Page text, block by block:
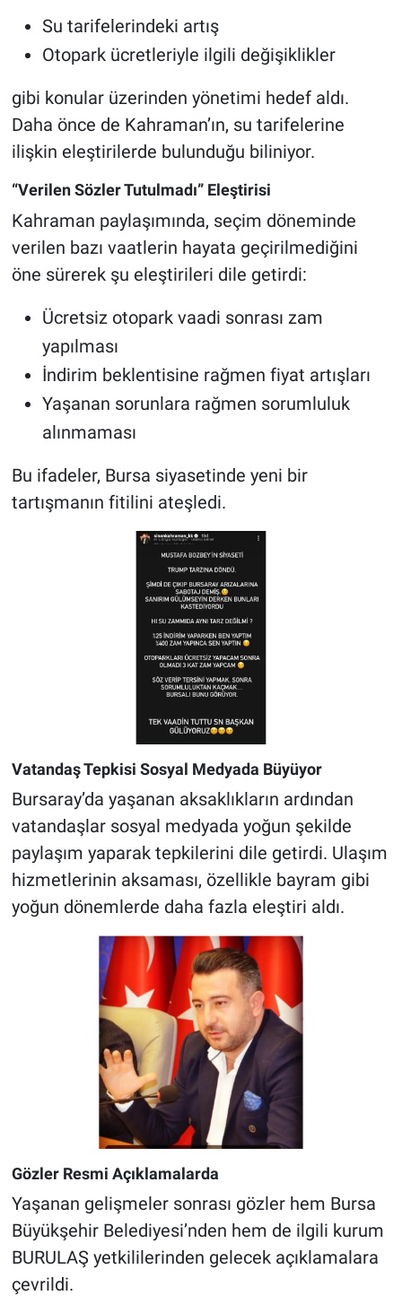
Su tarifelerindeki artış
Otopark ücretleriyle ilgili değişiklikler
gibi konular üzerinden yönetimi hedef aldı.
Daha önce de Kahraman’ın, su tarifelerine
ilişkin eleştirilerde bulunduğu biliniyor.
“Verilen Sözler Tutulmadı” Eleştirisi
Kahraman paylaşımında, seçim döneminde
verilen bazı vaatlerin hayata geçirilmediğini
öne sürerek şu eleştirileri dile getirdi:
Ücretsiz otopark vaadi sonrası zam
yapılması
İndirim beklentisine rağmen fiyat artışları
Yaşanan sorunlara rağmen sorumluluk
alınmaması
Bu ifadeler, Bursa siyasetinde yeni bir
tartışmanın fitilini ateşledi.
Vatandaş Tepkisi Sosyal Medyada Büyüyor
Bursaray’da yaşanan aksaklıkların ardından
vatandaşlar sosyal medyada yoğun şekilde
paylaşım yaparak tepkilerini dile getirdi. Ulaşım
hizmetlerinin aksaması, özellikle bayram gibi
yoğun dönemlerde daha fazla eleştiri aldı.
Gözler Resmi Açıklamalarda
Yaşanan gelişmeler sonrası gözler hem Bursa
Büyükşehir Belediyesi’nden hem de ilgili kurum
BURULAŞ yetkililerinden gelecek açıklamalara
çevrildi.